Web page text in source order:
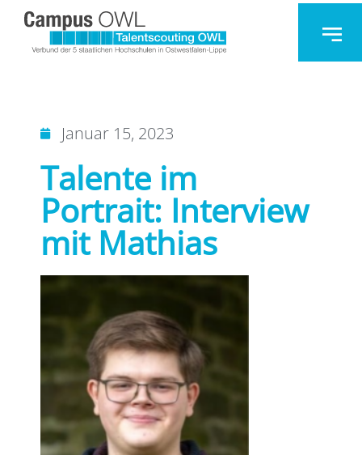
Januar 15, 2023
Talente im
Portrait: Interview
mit Mathias